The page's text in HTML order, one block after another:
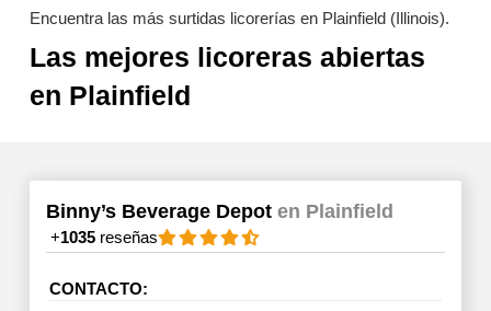
Encuentra las más surtidas licorerías en Plainfield (Illinois).
Las mejores licoreras abiertas
en Plainfield
Binny’s Beverage Depot en Plainfield
+1035reseñas
CONTACTO: